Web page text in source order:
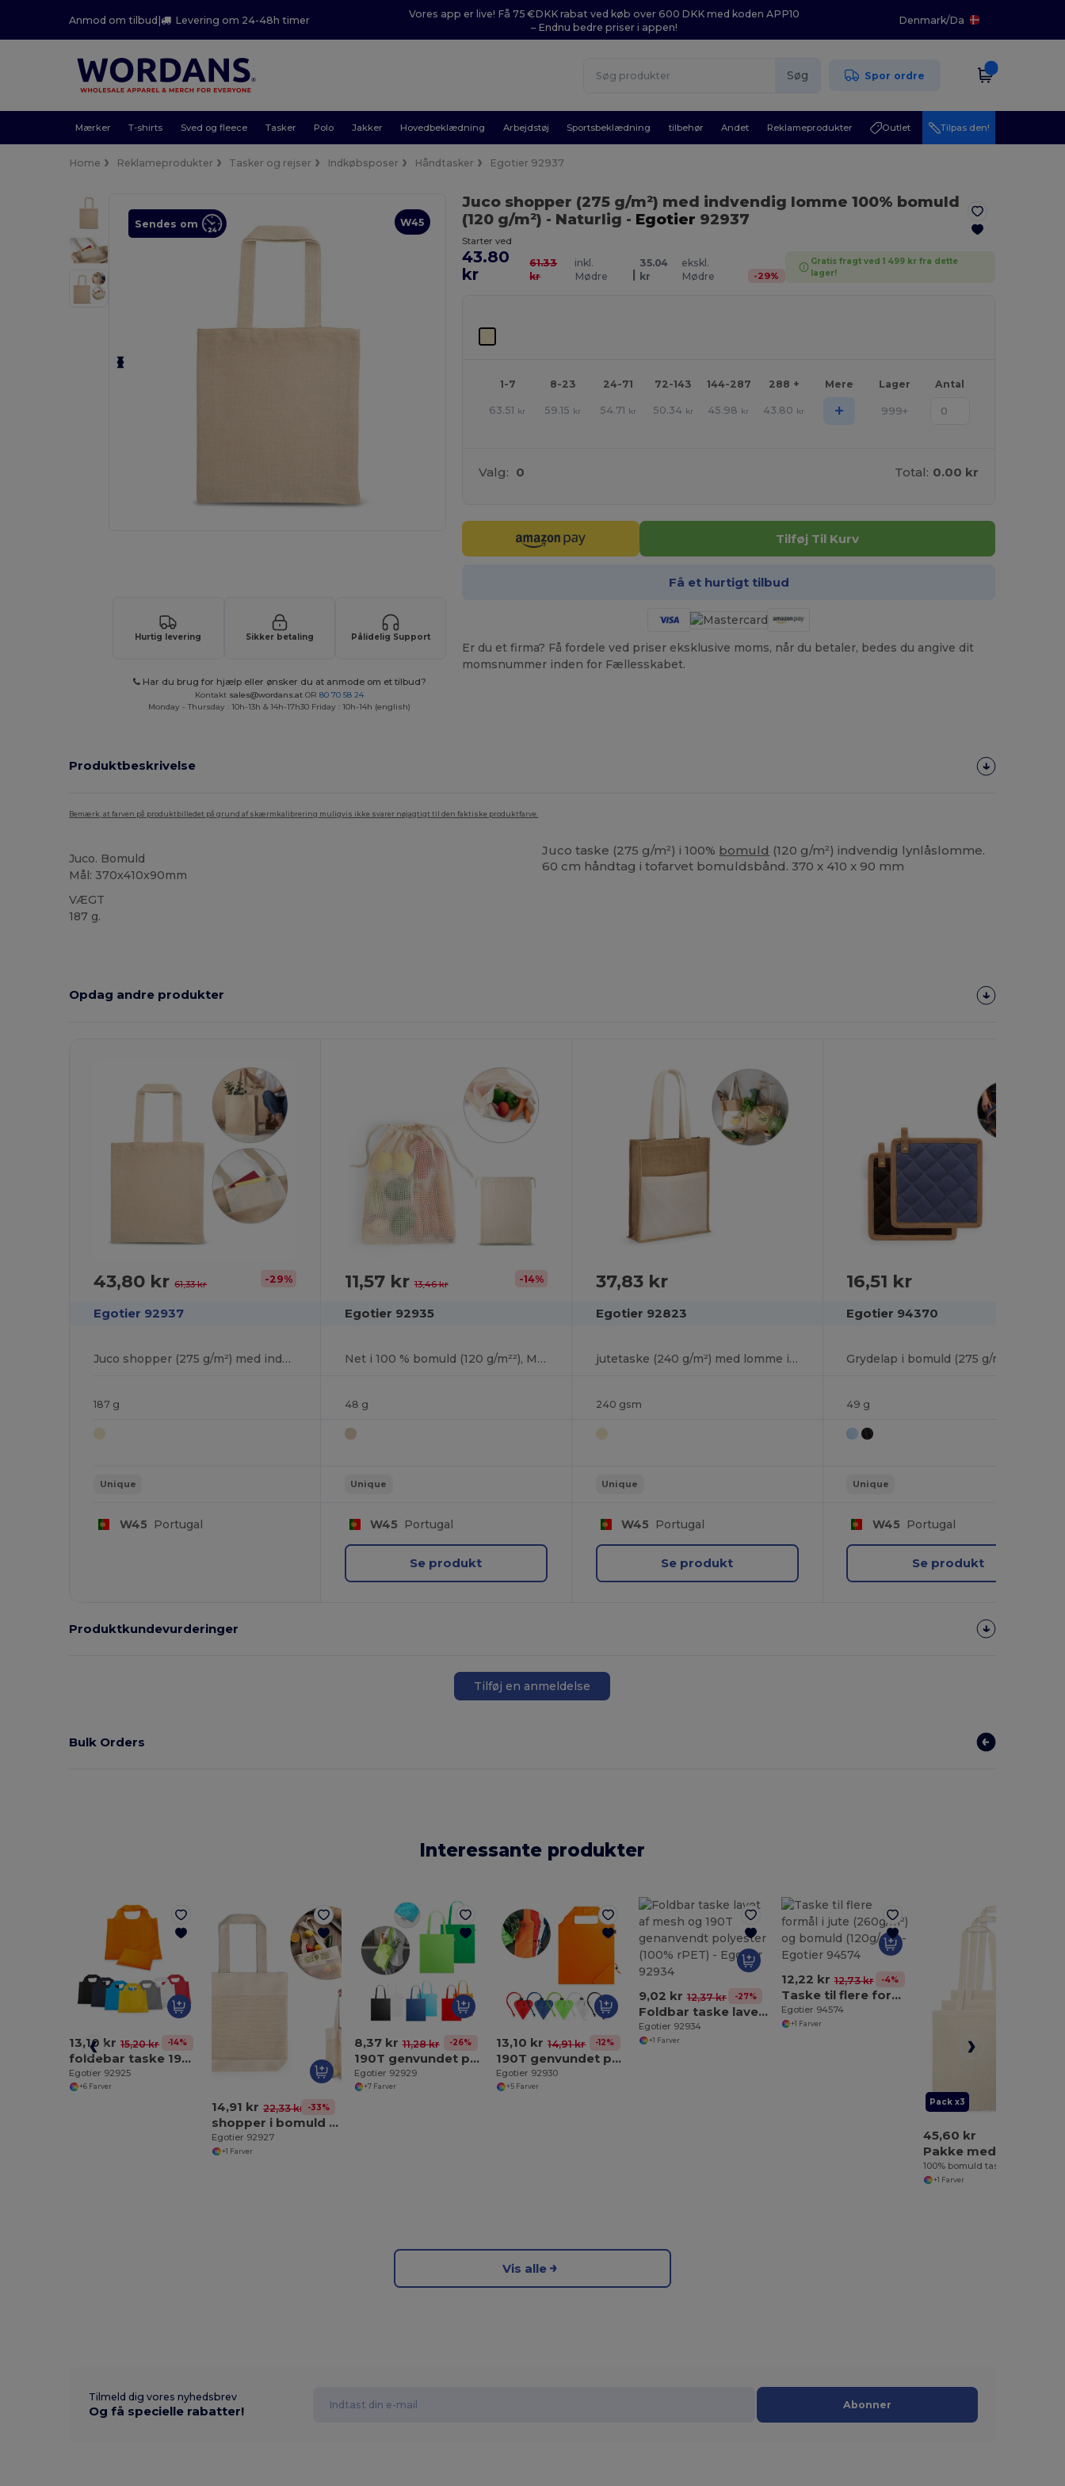
Anmod om tilbud| Levering om 24-48h timer
Vores app er live! Få 75 €DKK rabat ved køb over 600 DKK med koden APP10
– Endnu bedre priser i appen!
Denmark/Da
Søg Spor ordre
Mærker T-shirts Sved og fleece Tasker Polo Jakker Hovedbeklædning Arbejdstøj Sportsbeklædning tilbehør Andet Reklameprodukter Outlet Tilpas den!
Home Reklameprodukter Tasker og rejser Indkøbsposer Håndtasker Egotier 92937
W45
Sendes om
Hurtig levering Sikker betaling Pålidelig Support
Har du brug for hjælp eller ønsker du at anmode om et tilbud?
Kontakt sales@wordans.at OR80 70 58 24
Monday - Thursday : 10h-13h & 14h-17h30 Friday : 10h-14h (english)
Juco shopper (275 g/m²) med indvendig lomme 100% bomuld
(120 g/m²) - Naturlig - Egotier 92937
Starter ved
43.80
kr
61.33
kr
inkl.
Mødre
|
35.04
kr
ekskl.
Mødre
-29%
Gratis fragt ved 1 499 kr fra dette
lager!
1-7 8-23 24-71 72-143 144-287 288 + Mere Lager Antal
63.51 kr 59.15 kr 54.71 kr 50.34 kr 45.98 kr 43.80 kr + 999+
Valg: 0 Total: 0.00 kr
Tilføj Til Kurv
Få et hurtigt tilbud
Er du et firma? Få fordele ved priser eksklusive moms, når du betaler, bedes du angive dit
momsnummer inden for Fællesskabet.
Produktbeskrivelse
Bemærk, at farven på produktbilledet på grund af skærmkalibrering muligvis ikke svarer nøjagtigt til den faktiske produktfarve.
Juco. Bomuld
Mål: 370x410x90mm
VÆGT
187 g.
Juco taske (275 g/m²) i 100% bomuld (120 g/m²) indvendig lynlåslomme.
60 cm håndtag i tofarvet bomuldsbånd. 370 x 410 x 90 mm
Opdag andre produkter
Tilpas
43,80 kr61,33 kr -29%
Egotier 92937
Juco shopper (275 g/m²) med indvendig lomme 100% bomuld (120 g/m²)
187 g
Unique
W45 Portugal
11,57 kr 13,46 kr -14%
Egotier 92935
Net i 100 % bomuld (120 g/m²²), Mesh på fronten
48 g
Unique
W45 Portugal
Se produkt
37,83 kr
Egotier 92823
jutetaske (240 g/m²) med lomme i bomuld (140 gm²)
240 gsm
Unique
W45 Portugal
Se produkt
16,51 kr
Egotier 94370
Grydelap i bomuld (275 g/m²)
49 g
Unique
W45 Portugal
Se produkt
Produktkundevurderinger
Tilføj en anmeldelse
Bulk Orders
Interessante produkter
13,10 kr 15,20 kr -14%
foldebar taske 190T polyester
Egotier 92925
+6 Farver
14,91 kr 22,33 kr -33%
shopper i bomuld og mesh (180 g/m²)
Egotier 92927
+1 Farver
8,37 kr 11,28 kr -26%
190T genvundet polyester (100% rPET) taske
Egotier 92929
+7 Farver
13,10 kr 14,91 kr -12%
190T genvundet polyester (100% rPET) foldbar taske
Egotier 92930
+5 Farver
9,02 kr 12,37 kr -27%
Foldbar taske lavet af mesh og 190T genanvendt polyester (100% rPET)
Egotier 92934
+1 Farver
12,22 kr 12,73 kr -4%
Taske til flere formål i jute (260g/m²) og bomuld (120g/m²)
Egotier 94574
+1 Farver
Pack x3
45,60 kr
+1 Farver
Vis alle
Tilmeld dig vores nyhedsbrev
Og få specielle rabatter! Abonner